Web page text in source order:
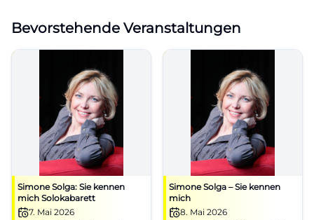
Bevorstehende Veranstaltungen
Simone Solga: Sie kennen
mich Solokabarett
7. Mai 2026
Simone Solga – Sie kennen
mich
8. Mai 2026